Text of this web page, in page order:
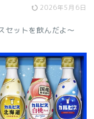
2026年5月6日
セットを飲んだよ～